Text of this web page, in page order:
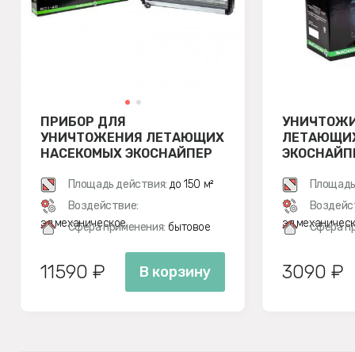
ПРИБОР ДЛЯ
УНИЧТОЖЕНИЯ ЛЕТАЮЩИХ
НАСЕКОМЫХ ЭКОСНАЙПЕР
Площадь действия: до 150 м²
Воздействие:
эл.механическое
Сфера применения: бытовое
11590 ₽ В корзину
Сфера
3090 ₽